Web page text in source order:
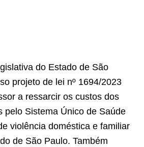
do Estado de São
projeto de lei nº 1694/2023
a ressarcir os custos dos
pelo Sistema Único de Saúde
violência doméstica e familiar
de São Paulo. Também